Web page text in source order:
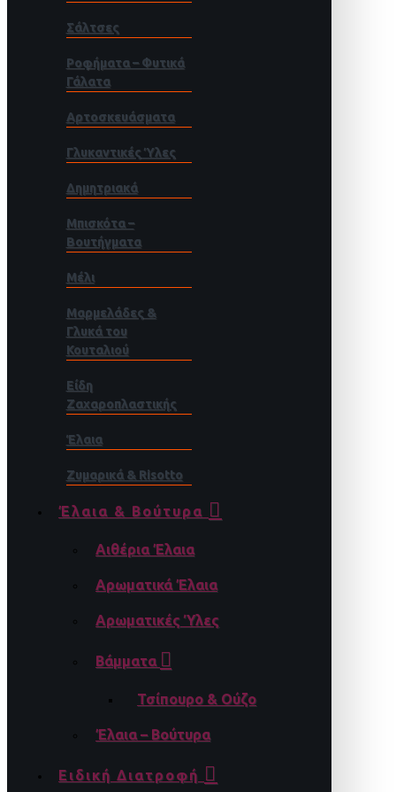
Σάλτσες
Ροφήματα – Φυτικά
Γάλατα
Αρτοσκευάσματα
Γλυκαντικές Ύλες
Δημητριακά
Μπισκότα –
Βουτήγματα
Μέλι
Μαρμελάδες &
Γλυκά του
Κουταλιού
Είδη
Ζαχαροπλαστικής
Έλαια
Ζυμαρικά & Risotto
Έλαια & Βούτυρα
Αιθέρια Έλαια
Αρωματικά Έλαια
Αρωματικές Ύλες
Βάμματα
Τσίπουρο & Ούζο
Έλαια – Βούτυρα
Ειδική Διατροφή